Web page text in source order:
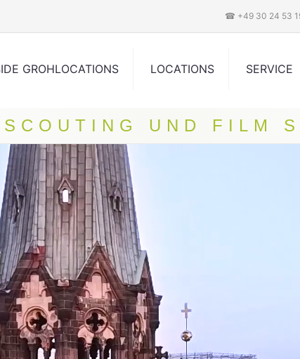
☎ +49 30 24 53
GROHLOCATIONS LOCATIONS SERVICE
UND FILM